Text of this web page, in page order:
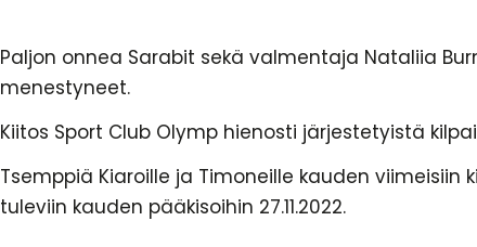
Paljon onnea Sarabit sekä valmentaja Nataliia
menestyneet.
Kiitos Sport Club Olymp hienosti järjestetyistä
Tsemppiä Kiaroille ja Timoneille kauden
tuleviin kauden pääkisoihin 27.11.2022.